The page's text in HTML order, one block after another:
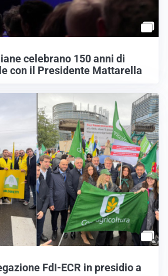
celebrano 150 anni di
con il Presidente Mattarella
FdI-ECR in presidio a